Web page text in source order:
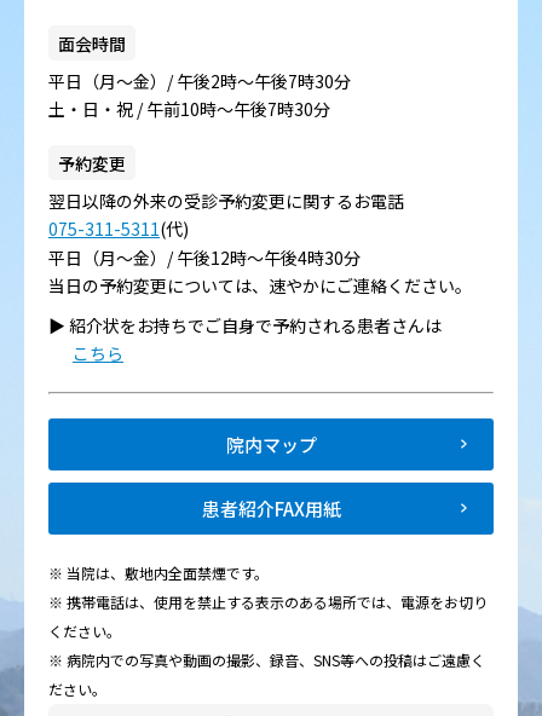
面会時間
平日（月～金）/ 午後2時～午後7時30分
土・日・祝 / 午前10時～午後7時30分
予約変更
翌日以降の外来の受診予約変更に関するお電話
075-311-5311(代)
平日（月～金）/ 午後12時～午後4時30分
当日の予約変更については、速やかにご連絡ください。
▶︎ 紹介状をお持ちでご自身で予約される患者さんは
こちら
院内マップ
患者紹介FAX用紙
※ 当院は、敷地内全面禁煙です。
※ 携帯電話は、使用を禁止する表示のある場所では、電源をお切り
ください。
※ 病院内での写真や動画の撮影、録音、SNS等への投稿はご遠慮く
ださい。